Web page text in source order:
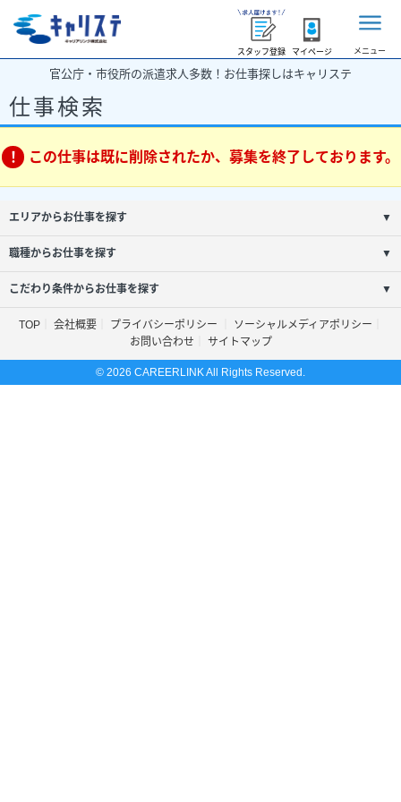
スタッフ登録 マイページ メニュー
官公庁・市役所の派遣求人多数！お仕事探しはキャリステ
仕事検索
この仕事は既に削除されたか、募集を終了しております。
エリアからお仕事を探す ▼
職種からお仕事を探す ▼
こだわり条件からお仕事を探す ▼
TOP 会社概要 プライバシーポリシー
ソーシャルメディアポリシー
お問い合わせ
サイトマップ
© 2026 CAREERLINK All Rights Reserved.